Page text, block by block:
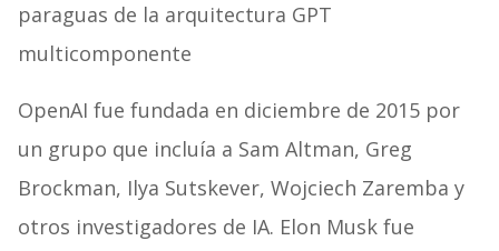
paraguas de la arquitectura GPT
multicomponente
OpenAI fue fundada en diciembre de 2015 por
un grupo que incluía a Sam Altman, Greg
Brockman, Ilya Sutskever, Wojciech Zaremba y
otros investigadores de IA. Elon Musk fue